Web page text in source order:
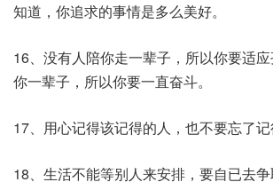
知道，你追求的事情是多么美好。
16、没有人陪你走一辈子，所以你要适
你一辈子，所以你要一直奋斗。
17、用心记得该记得的人，也不要忘了记
18、生活不能等别人来安排，要自已去